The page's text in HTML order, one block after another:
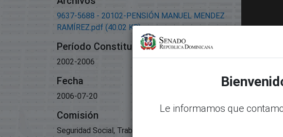
9637-5688 - 20102-PENSIÓN MANUEL MENDEZ
RAMÍREZ.pdf (40.02 KB)
Período Constitucional
2002-2006
Fecha
2006-07-20
Comisión
Seguridad Social, Trabajo Y Pensiones
Le informamos que